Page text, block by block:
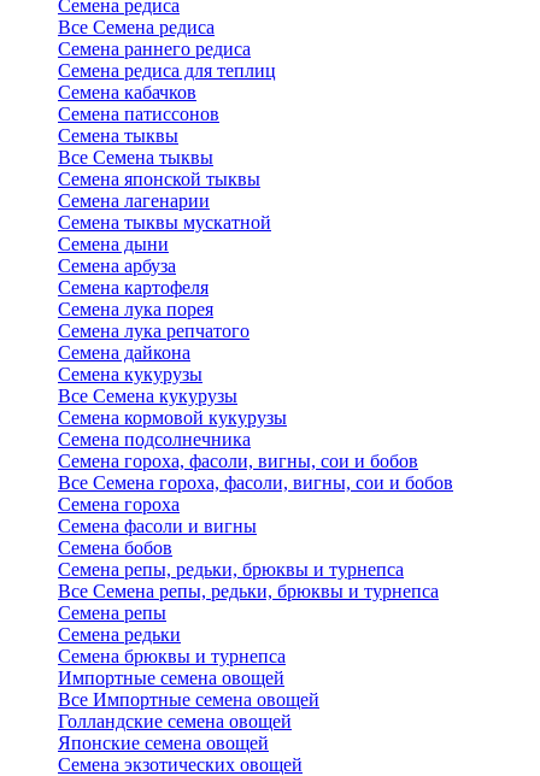
Семена редиса
Все Семена редиса
Семена раннего редиса
Семена редиса для теплиц
Семена кабачков
Семена патиссонов
Семена тыквы
Все Семена тыквы
Семена японской тыквы
Семена лагенарии
Семена тыквы мускатной
Семена дыни
Семена арбуза
Семена картофеля
Семена лука порея
Семена лука репчатого
Семена дайкона
Семена кукурузы
Все Семена кукурузы
Семена кормовой кукурузы
Семена подсолнечника
Семена гороха, фасоли, вигны, сои и бобов
Все Семена гороха, фасоли, вигны, сои и бобов
Семена гороха
Семена фасоли и вигны
Семена бобов
Семена репы, редьки, брюквы и турнепса
Все Семена репы, редьки, брюквы и турнепса
Семена репы
Семена редьки
Семена брюквы и турнепса
Импортные семена овощей
Все Импортные семена овощей
Голландские семена овощей
Японские семена овощей
Семена экзотических овощей